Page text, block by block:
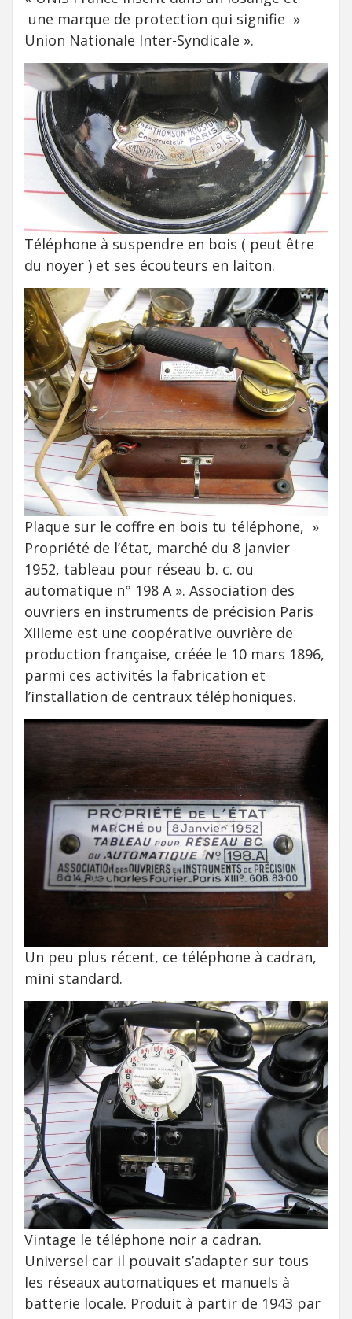
une marque de protection qui signifie »
Union Nationale Inter-Syndicale ».
Téléphone à suspendre en bois ( peut être
du noyer ) et ses écouteurs en laiton.
Plaque sur le coffre en bois tu téléphone, »
Propriété de l’état, marché du 8 janvier
1952, tableau pour réseau b. c. ou
automatique n° 198 A ». Association des
ouvriers en instruments de précision Paris
XIIIeme est une coopérative ouvrière de
production française, créée le 10 mars 1896,
parmi ces activités la fabrication et
l’installation de centraux téléphoniques.
Un peu plus récent, ce téléphone à cadran,
mini standard.
Vintage le téléphone noir a cadran.
Universel car il pouvait s’adapter sur tous
les réseaux automatiques et manuels à
batterie locale. Produit à partir de 1943 par